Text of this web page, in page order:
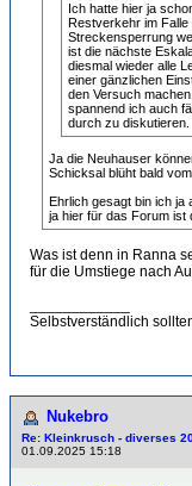
Ich hatte hier ja
Restverkehr im
Streckensperrung
ist die nächste
diesmal wieder alle
einer gänzlichen
den Versuch
spannend ich auch
durch zu diskutieren.
Ja die Neuhauser
Schicksal blüht bald
Ehrlich gesagt bin ich ja
ja hier für das Forum ist
Was ist denn in Ranna
für die Umstiege nach
Selbstverständlich
Nukebro
Re: Kleinkrusch - diverses
01.09.2025 15:18